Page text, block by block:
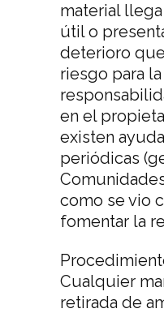
material
útil o
deterioro
riesgo para
en el
existen
periódicas
como se vio
fomentar la
Cualquier
retirada de